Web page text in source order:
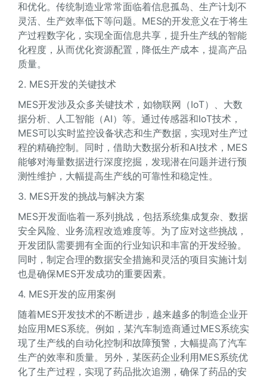
和优化。传统制造业常常面临着信息孤岛、生产计划不
灵活、生产效率低下等问题。MES的开发意义在于将生
产过程数字化，实现全面信息共享，提升生产线的智能
化程度，从而优化资源配置，降低生产成本，提高产品
质量。
2. MES开发的关键技术
MES开发涉及众多关键技术，如物联网（IoT）、大数
据分析、人工智能（AI）等。通过传感器和IoT技术，
MES可以实时监控设备状态和生产数据，实现对生产过
程的精确控制。同时，借助大数据分析和AI技术，MES
能够对海量数据进行深度挖掘，发现潜在问题并进行预
测性维护，大幅提高生产线的可靠性和稳定性。
3. MES开发的挑战与解决方案
MES开发面临着一系列挑战，包括系统集成复杂、数据
安全风险、业务流程改造难度等。为了应对这些挑战，
开发团队需要拥有全面的行业知识和丰富的开发经验。
同时，制定合理的数据安全措施和灵活的项目实施计划
也是确保MES开发成功的重要因素。
4. MES开发的应用案例
随着MES开发技术的不断进步，越来越多的制造企业开
始应用MES系统。例如，某汽车制造商通过MES系统实
现了生产线的自动化控制和故障预警，大幅提高了汽车
生产的效率和质量。另外，某医药企业利用MES系统优
化了生产过程，实现了药品批次追溯，确保了药品的安